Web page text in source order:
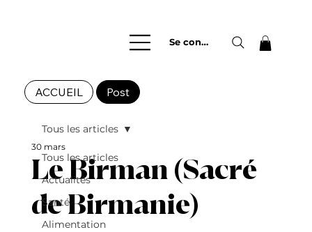
Se connecter
Tous les articles
Actualités
Santé
Alimentation
Tous les articles
Le Birman (Sacré
de Birmanie)
30 mars
ACCUEIL Post